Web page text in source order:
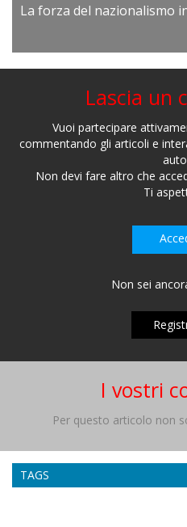
La forza del nazionalismo
Lascia un
Vuoi partecipare
commentando gli articoli e
Non devi fare altro che
Ti
Non sei
I vostri
Per questo articolo non
TAGS